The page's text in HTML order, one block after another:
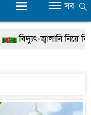
সব
বিদ্যুৎ-জ্বালানি নিয়ে
জুলাই স্মৃতি জাদুঘর